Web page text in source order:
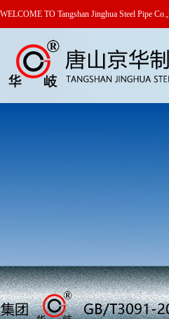
WELCOME TO Tangshan Jinghua Steel Pipe